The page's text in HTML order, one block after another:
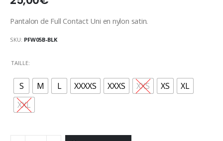
Pantalon de Full Contact Uni en nylon satin.
SKU: PFW05B-BLK
TAILLE
S M L XXXXS XXXS XXS XS
XL
XXL